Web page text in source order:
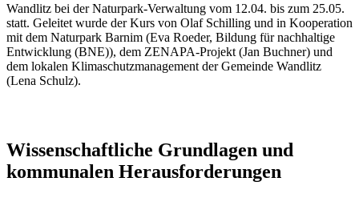
Wandlitz bei der Naturpark-Verwaltung vom 12.04. bis zum 25.05.
statt. Geleitet wurde der Kurs von Olaf Schilling und in Kooperation
mit dem Naturpark Barnim (Eva Roeder, Bildung für nachhaltige
Entwicklung (BNE)), dem ZENAPA-Projekt (Jan Buchner) und
dem lokalen Klimaschutzmanagement der Gemeinde Wandlitz
(Lena Schulz).
Wissenschaftliche Grundlagen und
kommunalen Herausforderungen